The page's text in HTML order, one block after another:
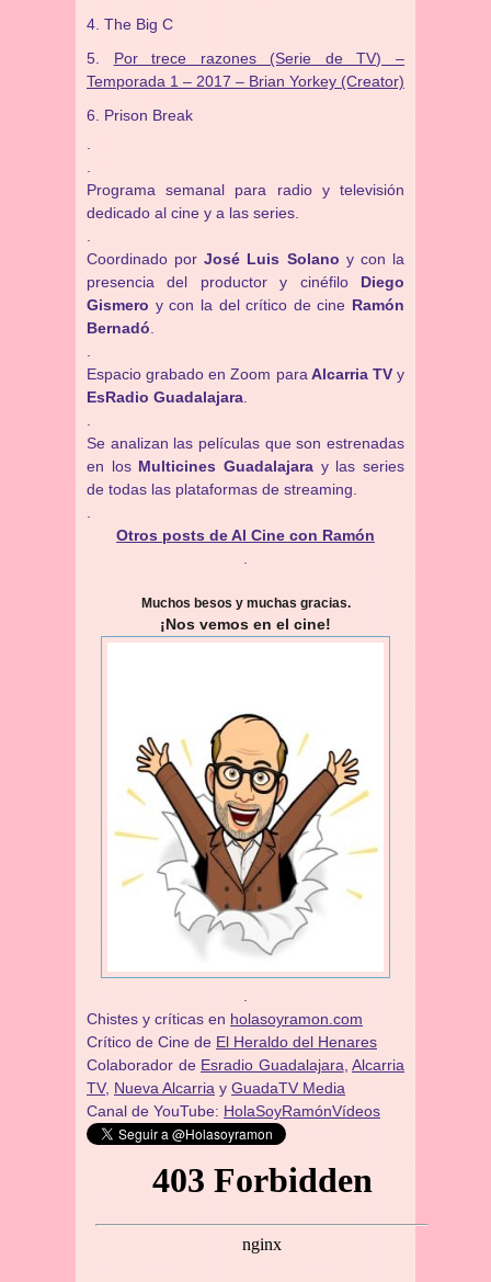
The Big C
Por trece razones (Serie de TV) –
Temporada 1 – 2017 – Brian Yorkey (Creator)
Prison Break
Programa semanal para radio y televisión
dedicado al cine y a las series.
Coordinado por José Luis Solano y con la
presencia del productor y cinéfilo Diego
Gismero y con la del crítico de cine Ramón
Bernadó
Espacio grabado en Zoom para Alcarria TVy
EsRadio Guadalajara
Se analizan las películas que son estrenadas
en los Multicines Guadalajara y las series
de todas las plataformas de streaming.
Otros posts de Al Cine con Ramón
Muchos besos y muchas gracias.
¡Nos vemos en el cine!
Chistes y críticas en holasoyramon.com
Crítico de Cine de El Heraldo del Henares
​​Colaborador de Esradio Guadalajara Alcarria
TV, Nueva Alcarria y GuadaTV Media
Canal de YouTube: HolaSoyRamónVídeos